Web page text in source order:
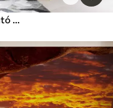
Fotótapéta Fényes modern sportautó a pálmafák és felhőkarcolók hátterében a la prima akvarell technikával